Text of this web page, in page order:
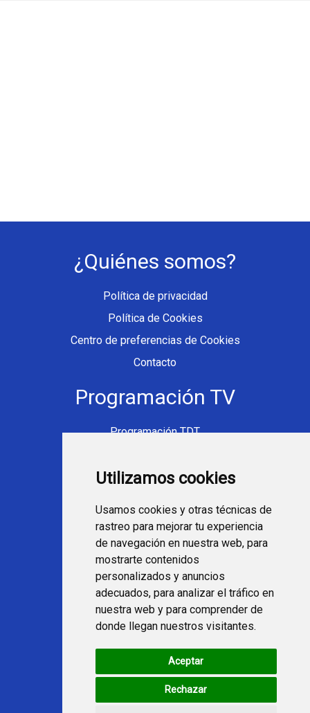
Utilizamos cookies
Usamos cookies y otras técnicas de
rastreo para mejorar tu experiencia
de navegación en nuestra web, para
mostrarte contenidos
personalizados y anuncios
adecuados, para analizar el tráfico en
nuestra web y para comprender de
donde llegan nuestros visitantes.
Aceptar
Rechazar
¿Quiénes somos?
Política de privacidad
Política de Cookies
Centro de preferencias de Cookies
Contacto
Programación TV
Programación TDT
Ver TV Online
Fútbol en la tele
Programación en TV
Webs Programa TV
programatv.es
spaintechblog.com
Redes Sociales